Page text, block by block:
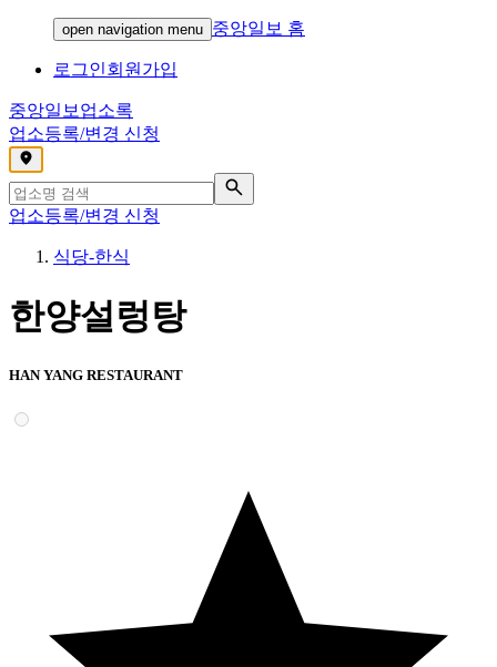
open navigation menu 중앙일보 홈
로그인회원가입
중앙일보 업소록
업소등록/변경 신청
,
업소등록/변경 신청
식당-한식
한양설렁탕
HAN YANG RESTAURANT